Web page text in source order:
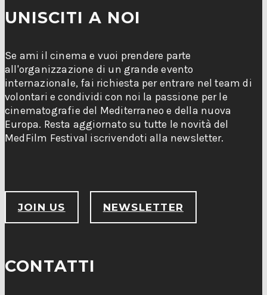
UNISCITI A NOI
Se ami il cinema e vuoi prendere parte
all'organizzazione di un grande evento
internazionale, fai richiesta per entrare nel team di
volontari e condividi con noi la passione per le
cinematografie del Mediterraneo e della nuova
Europa. Resta aggiornato su tutte le novità del
MedFilm Festival iscrivendoti alla newsletter.
JOIN US NEWSLETTER
CONTATTI